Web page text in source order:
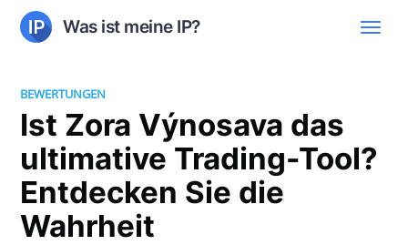
Was ist meine IP?
BEWERTUNGEN
Ist Zora Výnosava das
ultimative Trading-Tool?
Entdecken Sie die
Wahrheit